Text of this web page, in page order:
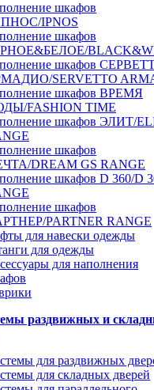
шкафов
IPNOS
шкафов
шкафов
SERVETTO
шкафов ВРЕМЯ
FASHION TIME
шкафов ЭЛИТ/
шкафов
DREAM GS RANGE
шкафов D 360/D
шкафов
PARTNER RANGE
для навески одежды
для одежды
для наполнения
раздвижных и
для раздвижных
для складных дверей